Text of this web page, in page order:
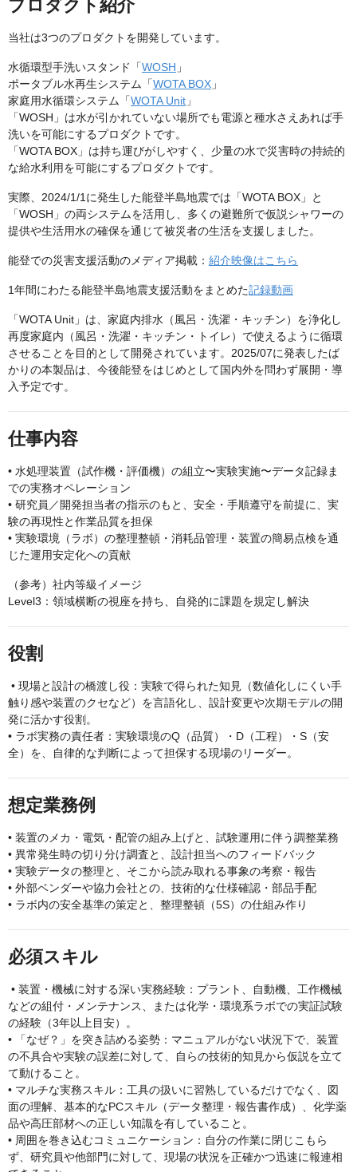
プロダクト紹介
当社は3つのプロダクトを開発しています。
水循環型手洗いスタンド「WOSH 」
ポータブル水再生システム「WOTA BOX 」
家庭用水循環システム「WOTA Unit 」
「WOSH」は水が引かれていない場所でも電源と種水さえあれば手
洗いを可能にするプロダクトです。
「WOTA BOX」は持ち運びがしやすく、少量の水で災害時の持続的
な給水利用を可能にするプロダクトです。
実際、2024/1/1に発生した能登半島地震では「WOTA BOX」と
「WOSH」の両システムを活用し、多くの避難所で仮説シャワーの
提供や生活用水の確保を通じて被災者の生活を支援しました。
能登での災害支援活動のメディア掲載： 紹介映像はこちら
1年間にわたる能登半島地震支援活動をまとめた記録動画
「WOTA Unit」は、家庭内排水（風呂・洗濯・キッチン）を浄化し
再度家庭内（風呂・洗濯・キッチン・トイレ）で使えるように循環
させることを目的として開発されています。2025/07に発表したば
かりの本製品は、今後能登をはじめとして国内外を問わず展開・導
入予定です。
仕事内容
• 水処理装置（試作機・評価機）の組立〜実験実施〜データ記録ま
での実務オペレーション
• 研究員／開発担当者の指示のもと、安全・手順遵守を前提に、実
験の再現性と作業品質を担保
• 実験環境（ラボ）の整理整頓・消耗品管理・装置の簡易点検を通
じた運用安定化への貢献
（参考）社内等級イメージ
Level3：領域横断の視座を持ち、自発的に課題を規定し解決
役割
• 現場と設計の橋渡し役：実験で得られた知見（数値化しにくい手
触り感や装置のクセなど）を言語化し、設計変更や次期モデルの開
発に活かす役割。
• ラボ実務の責任者：実験環境のQ（品質）・D（工程）・S（安
全）を、自律的な判断によって担保する現場のリーダー。
想定業務例
• 装置のメカ・電気・配管の組み上げと、試験運用に伴う調整業務
• 異常発生時の切り分け調査と、設計担当へのフィードバック
• 実験データの整理と、そこから読み取れる事象の考察・報告
• 外部ベンダーや協力会社との、技術的な仕様確認・部品手配
• ラボ内の安全基準の策定と、整理整頓（5S）の仕組み作り
必須スキル
• 装置・機械に対する深い実務経験：プラント、自動機、工作機械
などの組付・メンテナンス、または化学・環境系ラボでの実証試験
の経験（3年以上目安）。
• 「なぜ？」を突き詰める姿勢：マニュアルがない状況下で、装置
の不具合や実験の誤差に対して、自らの技術的知見から仮説を立て
て動けること。
• マルチな実務スキル：工具の扱いに習熟しているだけでなく、図
面の理解、基本的なPCスキル（データ整理・報告書作成）、化学薬
品や高圧部材への正しい知識を有していること。
• 周囲を巻き込むコミュニケーション：自分の作業に閉じこもら
ず、研究員や他部門に対して、現場の状況を正確かつ迅速に報連相